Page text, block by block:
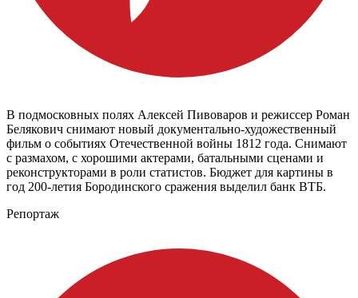
В подмосковных полях Алексей Пивоваров и режиссер Роман
Белякович снимают новый документально-художественный
фильм о событиях Отечественной войны 1812 года. Снимают
с размахом, с хорошими актерами, батальными сценами и
реконструкторами в роли статистов. Бюджет для картины в
год 200-летия Бородинского сражения выделил банк ВТБ.
Репортаж